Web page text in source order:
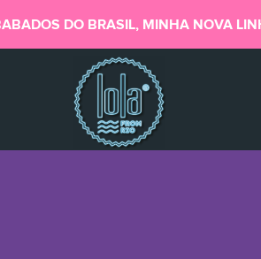
DO BRASIL, MINHA NOVA